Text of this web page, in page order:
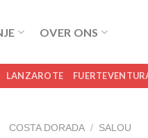
OVER ONS
LANZAROTE
COSTA DORADA / SALOU